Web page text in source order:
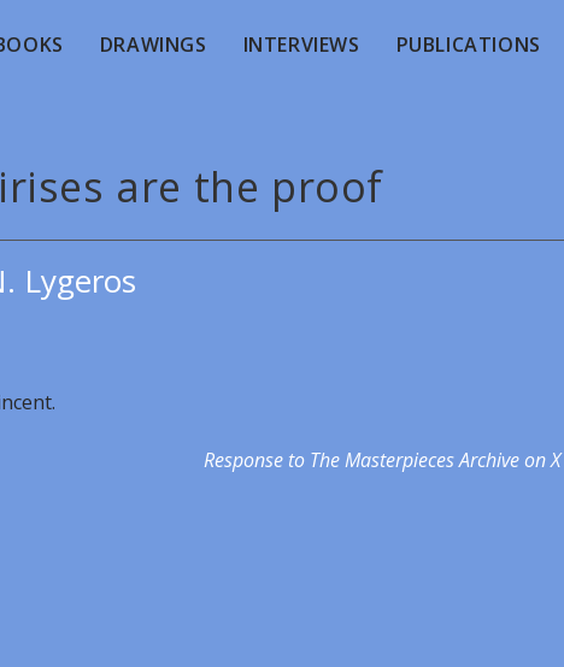
DRAWINGS INTERVIEWS PUBLICATIONS
are the proof
Lygeros
Response to The Masterpieces Archive on X